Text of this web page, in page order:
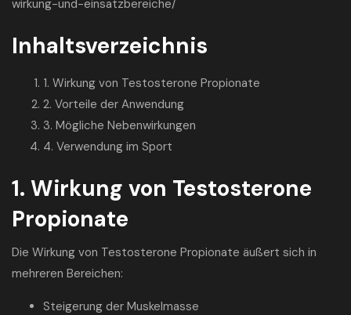
wirkung-und-einsatzbereiche/
Inhaltsverzeichnis
1. Wirkung von Testosterone Propionate
2. Vorteile der Anwendung
3. Mögliche Nebenwirkungen
4. Verwendung im Sport
1. Wirkung von Testosterone
Propionate
Die Wirkung von Testosterone Propionate äußert sich in
mehreren Bereichen:
Steigerung der Muskelmasse